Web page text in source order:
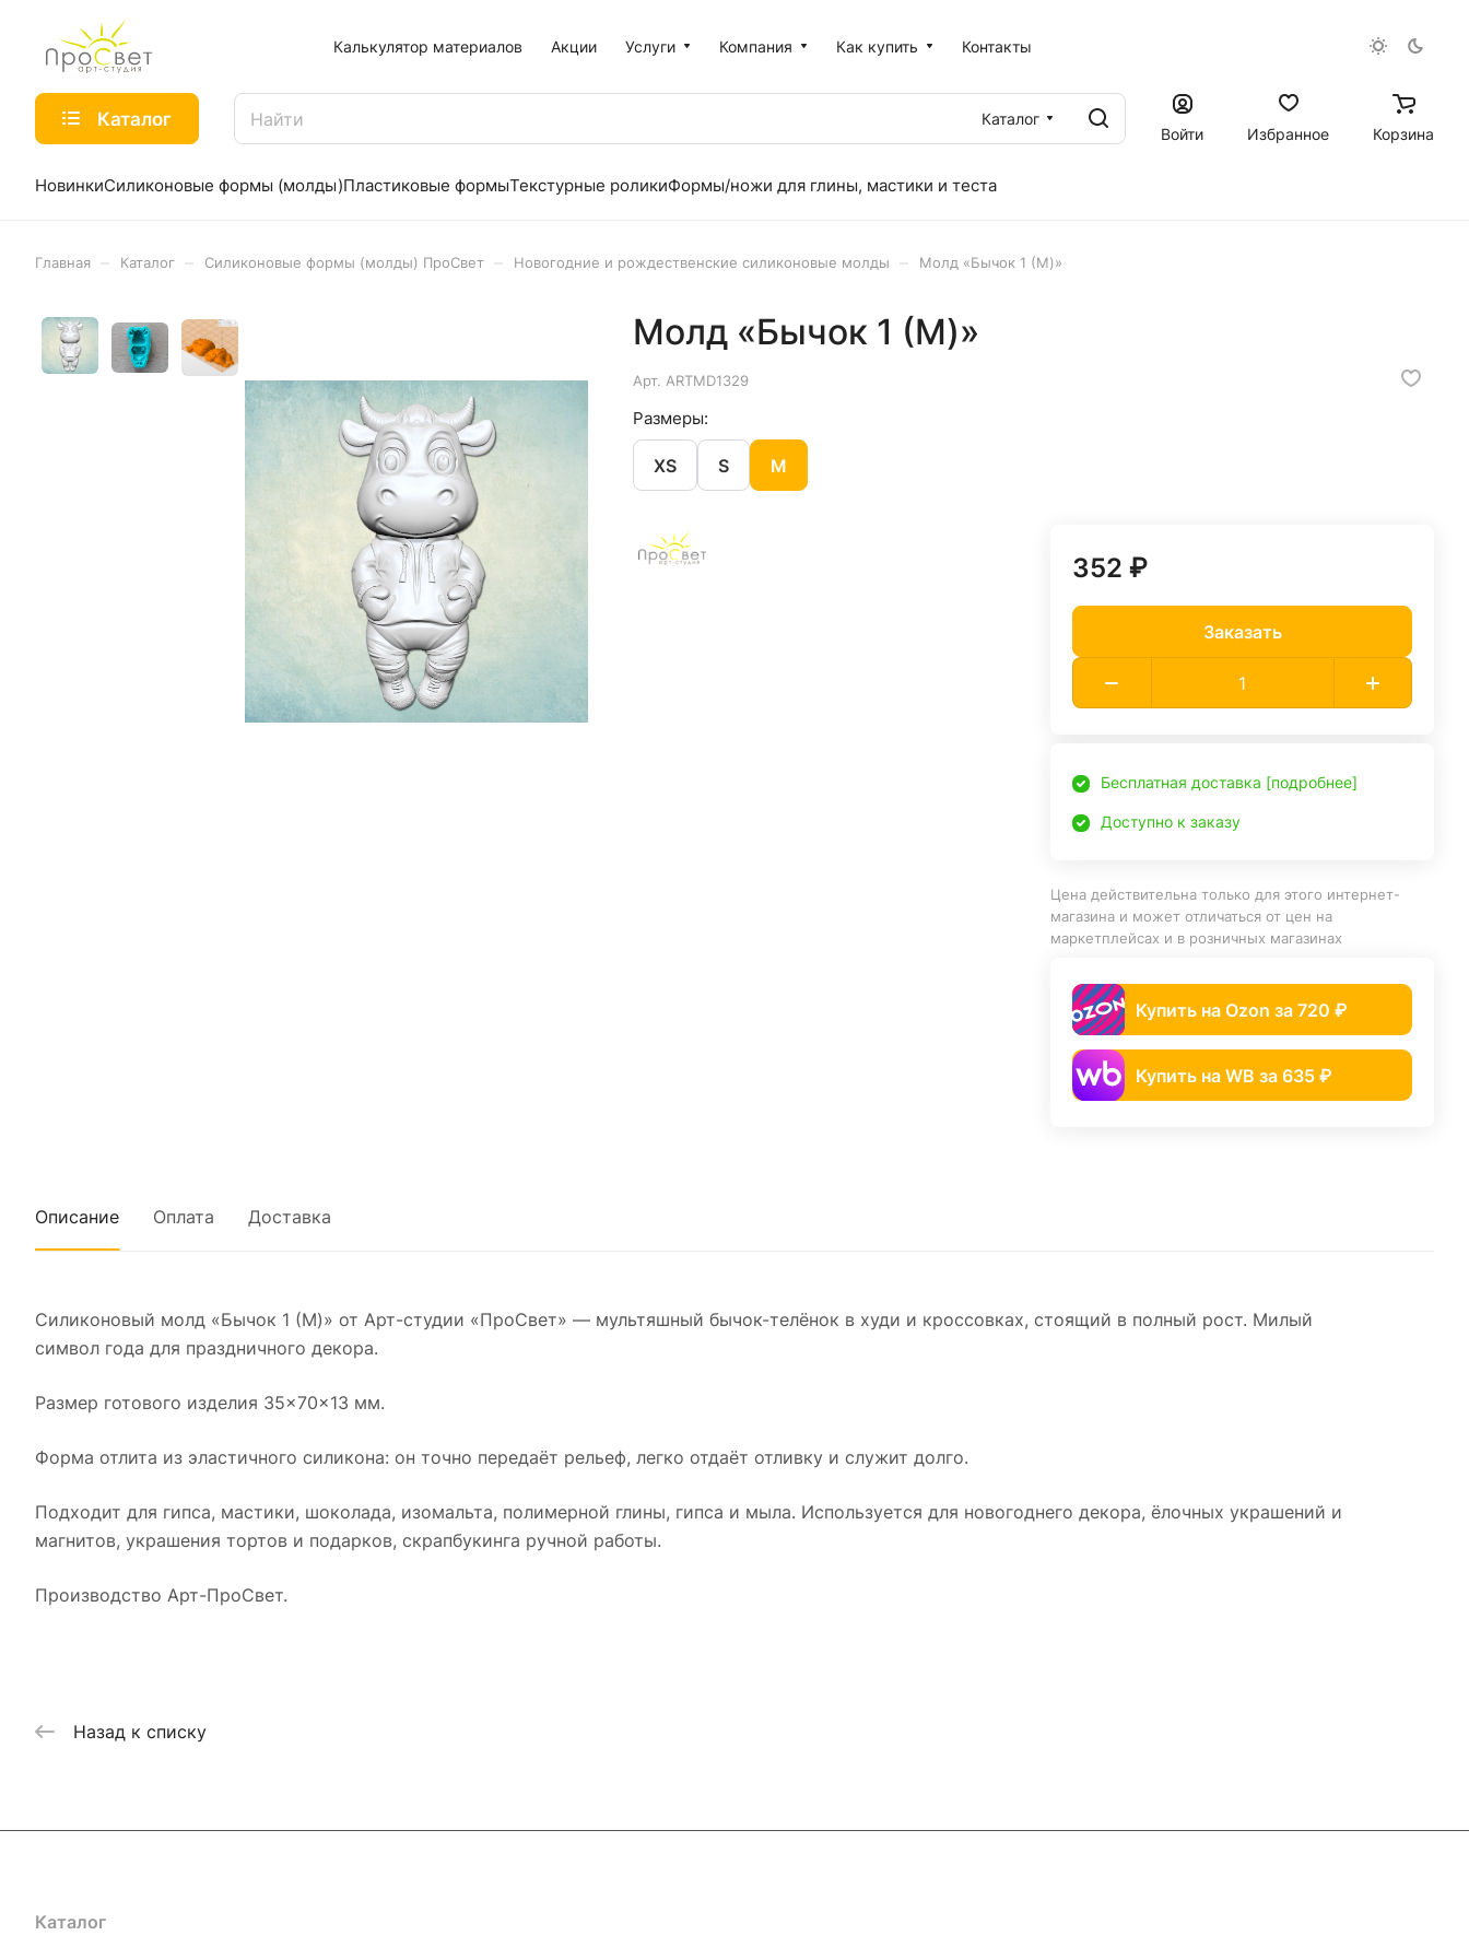
Калькулятор материалов Акции Услуги Компания Как купить Контакты
Каталог
Каталог
Войти
Избранное Корзина
НовинкиСиликоновые формы (молды)Пластиковые формыТекстурные роликиФормы/ножи для глины, мастики и теста
Главная Каталог Силиконовые формы (молды) ПроСвет Новогодние и рождественские силиконовые молды Молд «Бычок 1 (M)»
Молд «Бычок 1 (M)»
Арт. ARTMD1329
Размеры:
XS S M
352 ₽
Заказать
Бесплатная доставка [подробнее]
Доступно к заказу
Цена действительна только для этого интернет-
магазина и может отличаться от цен на
маркетплейсах и в розничных магазинах
Купить на Ozon за 720 ₽
Купить на WB за 635 ₽
Описание Оплата Доставка
Силиконовый молд «Бычок 1 (M)» от Арт-студии «ПроСвет» — мультяшный бычок-телёнок в худи и кроссовках, стоящий в полный рост. Милый
символ года для праздничного декора.
Размер готового изделия 35×70×13 мм.
Форма отлита из эластичного силикона: он точно передаёт рельеф, легко отдаёт отливку и служит долго.
Подходит для гипса, мастики, шоколада, изомальта, полимерной глины, гипса и мыла. Используется для новогоднего декора, ёлочных украшений и
магнитов, украшения тортов и подарков, скрапбукинга ручной работы.
Производство Арт-ПроСвет.
Назад к списку
Каталог